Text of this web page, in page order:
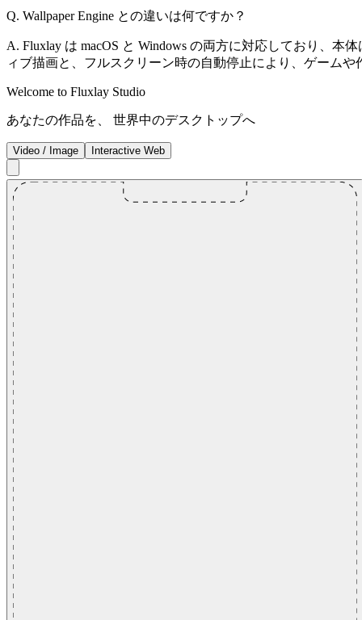
Q. Wallpaper Engine との違いは何ですか？
A. Fluxlay は macOS と Windows の両方に対応しており、本
ィブ描画と、フルスクリーン時の自動停止により、ゲームや
Welcome to Fluxlay Studio
あなたの作品を、 世界中のデスクトップへ
Video / Image Interactive Web